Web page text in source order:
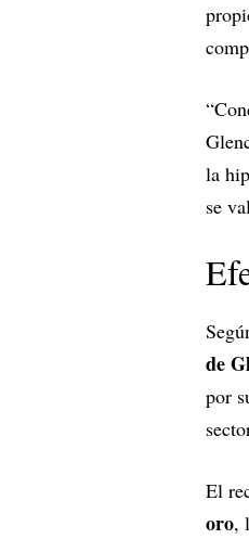
la
se
de
por
El
oro,